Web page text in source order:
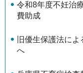
令和8年度不妊治
費助成
旧優生保護法に
へ